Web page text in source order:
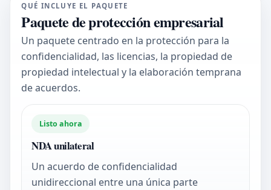
QUÉ INCLUYE EL PAQUETE
Paquete de protección empresarial
Un paquete centrado en la protección para la
confidencialidad, las licencias, la propiedad de
propiedad intelectual y la elaboración temprana
de acuerdos.
Listo ahora
NDA unilateral
Un acuerdo de confidencialidad
unidireccional entre una única parte